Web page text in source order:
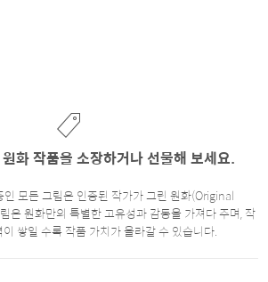
화 작품을 소장하거나 선물해 보세요.
모든 그림은 인증된 작가가 그린 원화(Original
은 원화만의 특별한 고유성과 감동을 가져다 주며, 작
쌓일 수록 작품 가치가 올라갈 수 있습니다.